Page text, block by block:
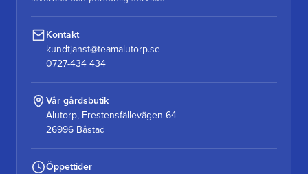
Kontakt
kundtjanst@teamalutorp.se
0727-434 434
Vår gårdsbutik
Alutorp, Frestensfällevägen 64
26996 Båstad
Öppettider